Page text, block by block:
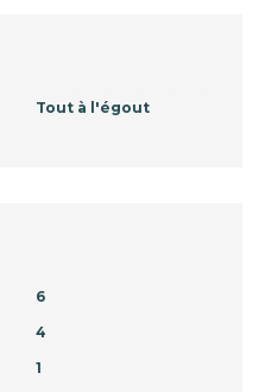
Tout à l'égout
6
4
1